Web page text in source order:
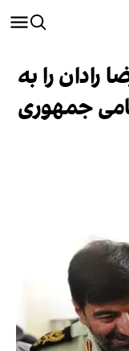
رادان را به
جمهوری